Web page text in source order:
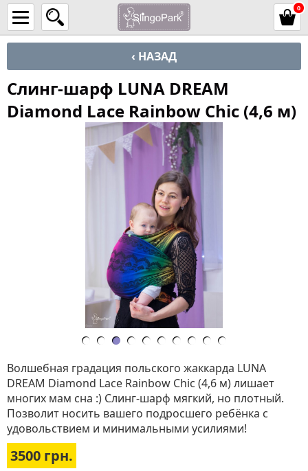
0
‹ НАЗАД
Слинг-шарф LUNA DREAM
Diamond Lace Rainbow Chic (4,6 м)
Волшебная градация польского жаккарда LUNA
DREAM Diamond Lace Rainbow Chic (4,6 м) лишает
многих мам сна :) Слинг-шарф мягкий, но плотный.
Позволит носить вашего подросшего ребёнка с
удовольствием и минимальными усилиями!
3500 грн.